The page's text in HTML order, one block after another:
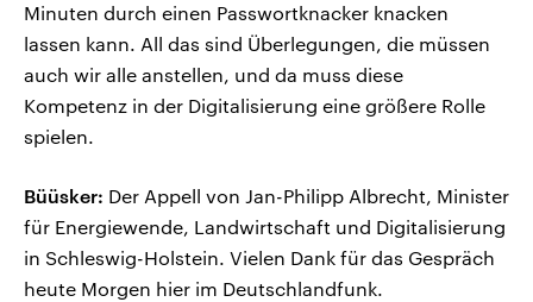
Minuten durch einen Passwortknacker knacken
lassen kann. All das sind Überlegungen, die müssen
auch wir alle anstellen, und da muss diese
Kompetenz in der Digitalisierung eine größere Rolle
spielen.
Büüsker: Der Appell von Jan-Philipp Albrecht, Minister
für Energiewende, Landwirtschaft und Digitalisierung
in Schleswig-Holstein. Vielen Dank für das Gespräch
heute Morgen hier im Deutschlandfunk.